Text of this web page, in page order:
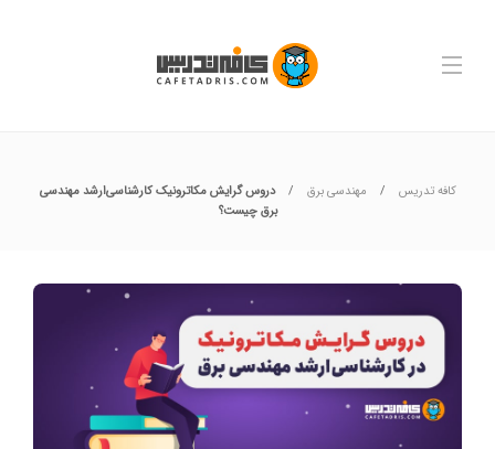
کافه تدریس مهندسی برق
دروس گرایش مکاترونیک کارشناسی‌ارشد مهندسی
برق چیست؟